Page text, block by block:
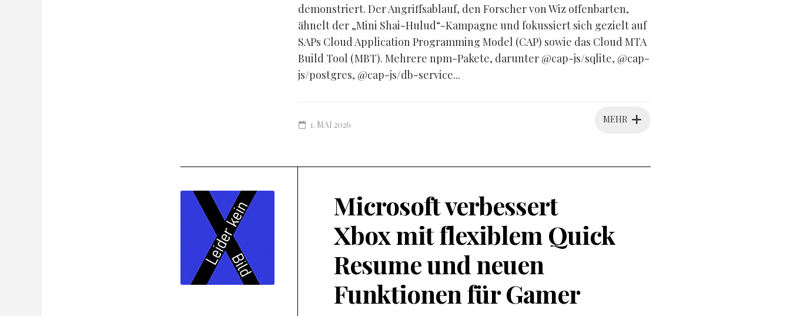
demonstriert. Der Angriffsablauf, den Forscher von Wiz offenbarten,
ähnelt der „Mini Shai-Hulud“-Kampagne und fokussiert sich gezielt auf
SAPs Cloud Application Programming Model (CAP) sowie das Cloud MTA
Build Tool (MBT). Mehrere npm-Pakete, darunter @cap-js/sqlite, @cap-
js/postgres, @cap-js/db-service...
MEHR
1. MAI 2026
Microsoft verbessert
Xbox mit flexiblem Quick
Resume und neuen
Funktionen für Gamer